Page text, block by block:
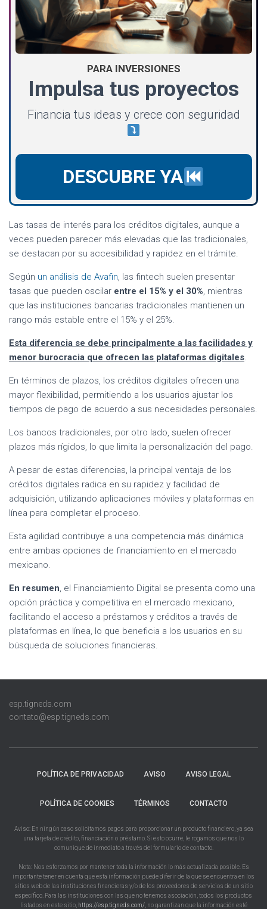
PARA INVERSIONES
Impulsa tus proyectos
Financia tus ideas y crece con seguridad
DESCUBRE YA
Las tasas de interés para los créditos digitales, aunque a
veces pueden parecer más elevadas que las tradicionales,
se destacan por su accesibilidad y rapidez en el trámite.
Según un análisis de Avafin, las fintech suelen presentar
tasas que pueden oscilar entre el 15% y el 30%, mientras
que las instituciones bancarias tradicionales mantienen un
rango más estable entre el 15% y el 25%.
Esta diferencia se debe principalmente a las facilidades y
menor burocracia que ofrecen las plataformas digitales.
En términos de plazos, los créditos digitales ofrecen una
mayor flexibilidad, permitiendo a los usuarios ajustar los
tiempos de pago de acuerdo a sus necesidades personales.
Los bancos tradicionales, por otro lado, suelen ofrecer
plazos más rígidos, lo que limita la personalización del pago.
A pesar de estas diferencias, la principal ventaja de los
créditos digitales radica en su rapidez y facilidad de
adquisición, utilizando aplicaciones móviles y plataformas en
línea para completar el proceso.
Esta agilidad contribuye a una competencia más dinámica
entre ambas opciones de financiamiento en el mercado
mexicano.
En resumen, el Financiamiento Digital se presenta como una
opción práctica y competitiva en el mercado mexicano,
facilitando el acceso a préstamos y créditos a través de
plataformas en línea, lo que beneficia a los usuarios en su
búsqueda de soluciones financieras.
esp.tigneds.com
contato@esp.tigneds.com
POLÍTICA DE PRIVACIDAD AVISO AVISO LEGAL
POLÍTICA DE COOKIES TÉRMINOS CONTACTO
Aviso: En ningún caso solicitamos pagos para proporcionar un producto financiero, ya sea
una tarjeta de crédito, financiación o préstamo. Si esto ocurre, le rogamos que nos lo
comunique de inmediato a través del formulario de contacto.
Nota: Nos esforzamos por mantener toda la información lo más actualizada posible. Es
importante tener en cuenta que esta información puede diferir de la que se encuentra en los
sitios web de las instituciones financieras y/o de los proveedores de servicios de un sitio
específico. Para las instituciones con las que no tenemos asociación, todos los productos
listados en este sitio, https://esp.tigneds.com/, no garantizan que la información esté